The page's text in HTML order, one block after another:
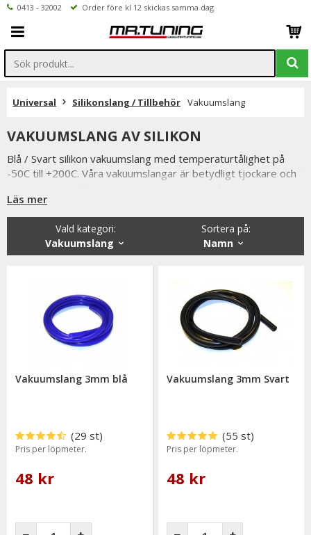
0413 - 32002 Order före kl 12 skickas samma dag
Universal Silikonslang / Tillbehör Vakuumslang
VAKUUMSLANG AV SILIKON
Blå / Svart silikon vakuumslang med temperaturtålighet på
-50C till +200C. Våra vakuumslangar är betydligt tjockare och
hittar du flera olika storlekar, t.ex 3mm / 6mm / 8mm. Den
mest populära samt universella storleken är 4mm. Våra
silikonslangar är testade för både glykol och olja (fungerar ej
för diesel/bensin/E85).
Läs mer
Sortera på:
Namn
Vald kategori:
Vakuumslang
Vakuumslang 3mm blå
(29 st)
Pris per löpmeter.
48 kr
Vakuumslang 3mm Svart
(55 st)
Pris per löpmeter.
48 kr